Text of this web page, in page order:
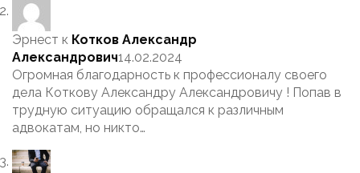
Эрнест к Котков Александр
Александрович14.02.2024
Огромная благодарность к профессионалу своего
дела Коткову Александру Александровичу ! Попав в
трудную ситуацию обращался к различным
адвокатам, но никто…